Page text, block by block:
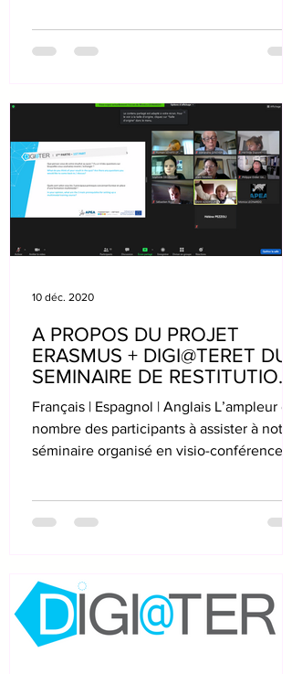
A PROPOS DU PROJET
ERASMUS + DIGI@TERET DU
SEMINAIRE DE RESTITUTION
ET D’ETUDES
Français | Espagnol | Anglais L’ampleur du
nombre des participants à assister à notre
séminaire organisé en visio-conférence ce
10 déc. 2020